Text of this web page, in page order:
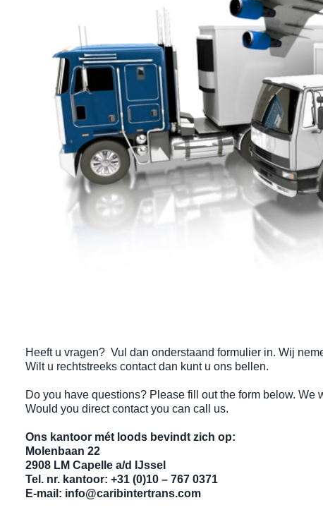
Heeft u vragen? Vul dan onderstaand formulier in. Wij
Wilt u rechtstreeks contact dan kunt u ons bellen.
Do you have questions? Please fill out the form below. We
Would you direct contact you can call us.
Ons kantoor mét loods bevindt zich op:
Molenbaan 22
2908 LM Capelle a/d IJssel
Tel. nr. kantoor: +31 (0)10 – 767 0371
E-mail: info@caribintertrans.com